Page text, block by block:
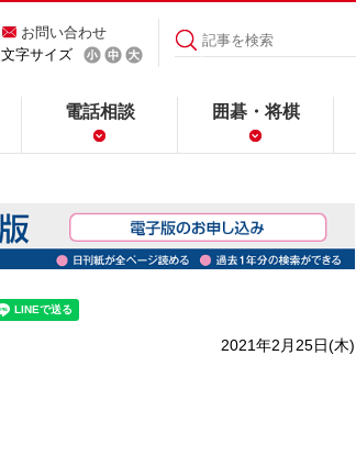
お問い合わせ
文字サイズ
電話相談 囲碁・将棋
2021年2月25日(木)